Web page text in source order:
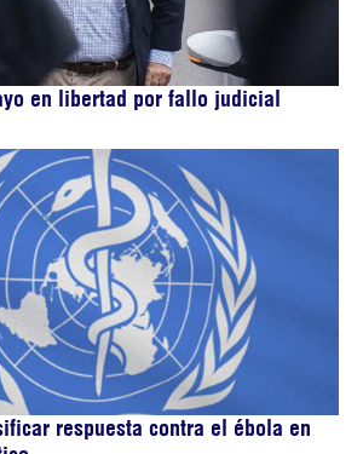
en libertad por fallo judicial
respuesta contra el ébola en